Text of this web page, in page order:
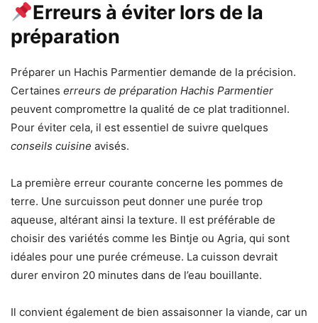
Erreurs à éviter lors de la
préparation
Préparer un Hachis Parmentier demande de la précision.
Certaines erreurs de préparation Hachis Parmentier
peuvent compromettre la qualité de ce plat traditionnel.
Pour éviter cela, il est essentiel de suivre quelques
conseils cuisine avisés.
La première erreur courante concerne les pommes de
terre. Une surcuisson peut donner une purée trop
aqueuse, altérant ainsi la texture. Il est préférable de
choisir des variétés comme les Bintje ou Agria, qui sont
idéales pour une purée crémeuse. La cuisson devrait
durer environ 20 minutes dans de l’eau bouillante.
Il convient également de bien assaisonner la viande, car un